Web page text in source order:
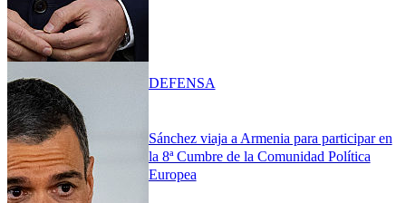
Sánchez viaja a Armenia para participar en
la 8ª Cumbre de la Comunidad Política
Europea
DEFENSA